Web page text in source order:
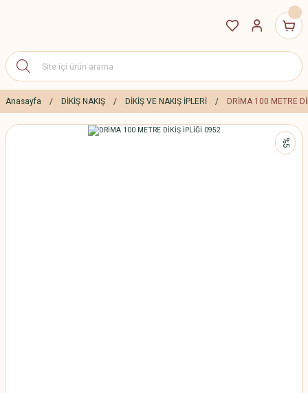
Anasayfa DİKİŞ NAKIŞ DİKİŞ VE NAKIŞ İPLERİ DRİMA 100 METRE
%5